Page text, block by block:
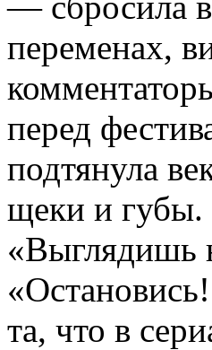
переменах,
перед
подтянула
щеки и губы.
«Выглядишь
та, что в